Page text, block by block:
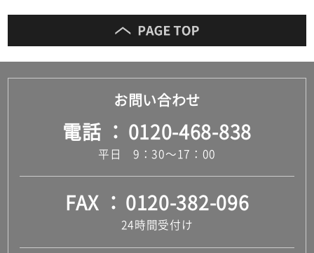
お問い合わせ
電話 0120-468-838
平日 9：30～17：00
FAX 0120-382-096
24時間受付け